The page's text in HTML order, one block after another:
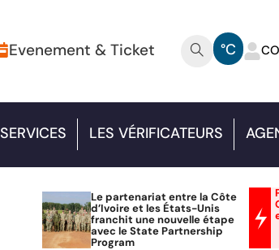
Evenement & Ticket °C
SERVICES LES VÉRIFICATEURS
Le partenariat entre la Côte
d’Ivoire et les États-Unis
franchit une nouvelle étape
avec le State Partnership
Program